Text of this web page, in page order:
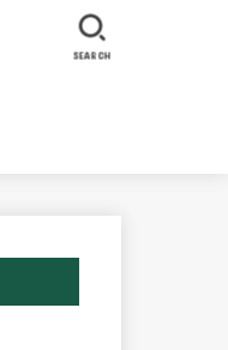
SEARCH